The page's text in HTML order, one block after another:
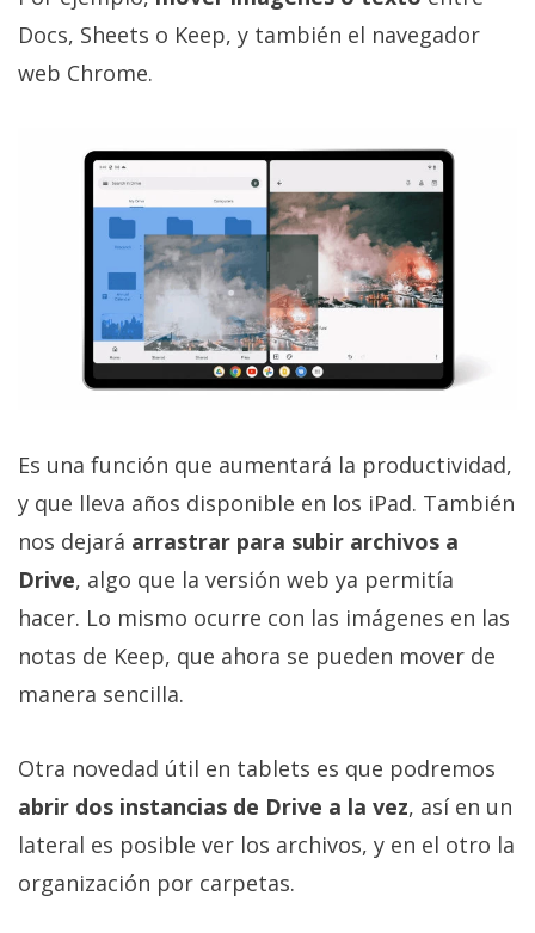
privacidad
/
Aviso
El medio de
comunicación
noticias sobre
tecnología,
ordenadores,
comparativas,
trucos y
tutoriales.
El Grupo
Informático
(CC) 2006-
2026.Algunos
reservados.
Docs, Sheets o Keep, y también el navegador
web Chrome.
Es una función que aumentará la productividad,
y que lleva años disponible en los iPad. También
nos dejará arrastrar para subir archivos a
Drive, algo que la versión web ya permitía
hacer. Lo mismo ocurre con las imágenes en las
notas de Keep, que ahora se pueden mover de
manera sencilla.
Otra novedad útil en tablets es que podremos
abrir dos instancias de Drive a la vez, así en un
lateral es posible ver los archivos, y en el otro la
organización por carpetas.